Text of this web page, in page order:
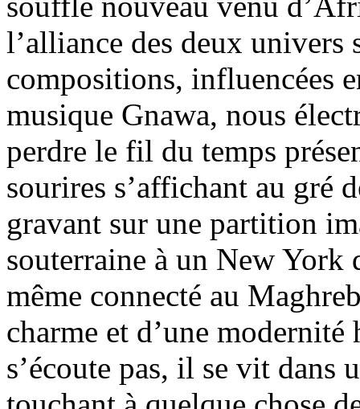
l’alliance des deux univers
compositions, influencées
musique Gnawa, nous
perdre le fil du temps
sourires s’affichant au gré
gravant sur une partition
souterraine à un New York
même connecté au
charme et d’une
s’écoute pas, il se vit dans